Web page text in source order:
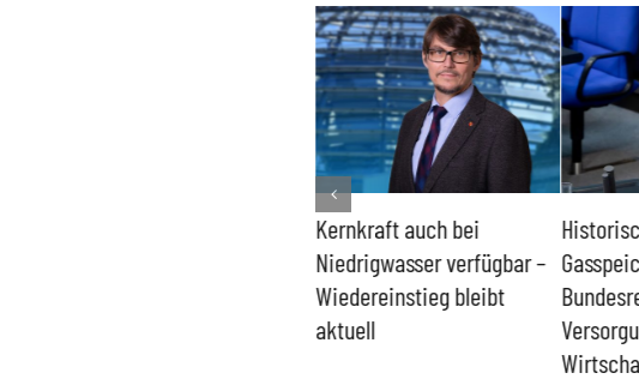
Kernkraft auch bei
Niedrigwasser verfügbar –
Wiedereinstieg bleibt
aktuell